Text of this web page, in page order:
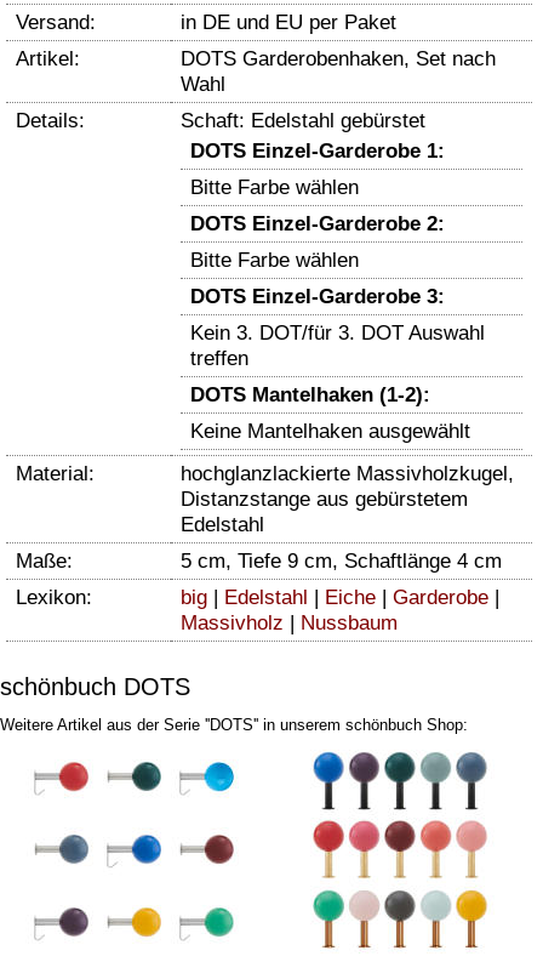
Versand:
in DE und EU per Paket
Artikel:
DOTS Garderobenhaken, Set nach
Wahl
Details:
Schaft: Edelstahl gebürstet
DOTS Einzel-Garderobe 1:
Bitte Farbe wählen
DOTS Einzel-Garderobe 2:
Bitte Farbe wählen
DOTS Einzel-Garderobe 3:
Kein 3. DOT/für 3. DOT Auswahl
treffen
DOTS Mantelhaken (1-2):
Keine Mantelhaken ausgewählt
Material:
hochglanzlackierte Massivholzkugel,
Distanzstange aus gebürstetem
Edelstahl
Maße:
5 cm, Tiefe 9 cm, Schaftlänge 4 cm
Lexikon:
big | Edelstahl | Eiche | Garderobe |
Massivholz | Nussbaum
schönbuch DOTS
Weitere Artikel aus der Serie ''DOTS'' in unserem schönbuch Shop: